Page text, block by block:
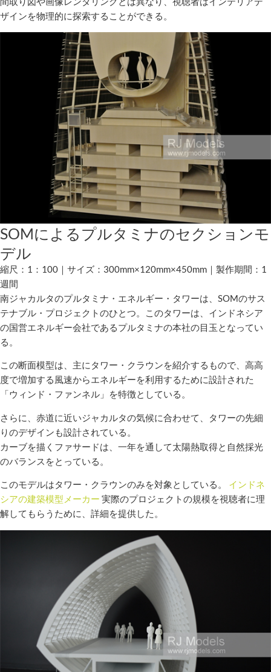
ザインを物理的に探索することができる。
SOMによるプルタミナのセクションモ
デル
縮尺：1：100｜サイズ：300mm×120mm×450mm｜製作期間：1
週間
南ジャカルタのプルタミナ・エネルギー・タワーは、SOMのサス
テナブル・プロジェクトのひとつ。このタワーは、インドネシア
の国営エネルギー会社であるプルタミナの本社の目玉となってい
る。
この断面模型は、主にタワー・クラウンを紹介するもので、高高
度で増加する風速からエネルギーを利用するために設計された
「ウィンド・ファンネル」を特徴としている。
さらに、赤道に近いジャカルタの気候に合わせて、タワーの先細
りのデザインも設計されている。
カーブを描くファサードは、一年を通して太陽熱取得と自然採光
のバランスをとっている。
このモデルはタワー・クラウンのみを対象としている。 インドネ
シアの建築模型メーカー 実際のプロジェクトの規模を視聴者に理
解してもらうために、詳細を提供した。